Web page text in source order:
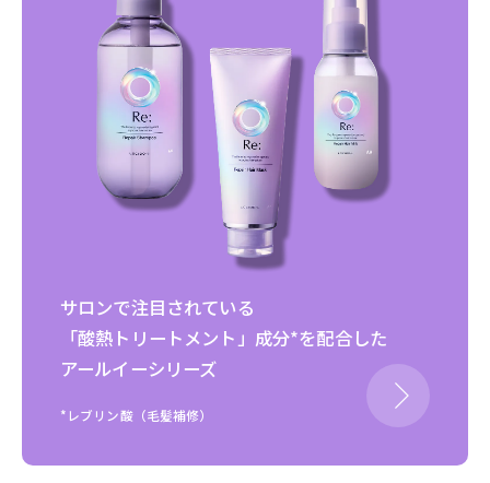
サロンで注目されている
「酸熱トリートメント」成分*を配合した
アールイーシリーズ
*レブリン酸（毛髪補修）